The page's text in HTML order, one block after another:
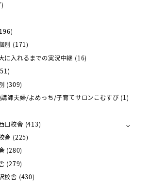
別 (171)
に入れるまでの実況中継 (16)
(309)
師夫婦/よめっち/子育てサロンこむすび (1)
口校舎 (413)
舎 (225)
(280)
(279)
校舎 (430)